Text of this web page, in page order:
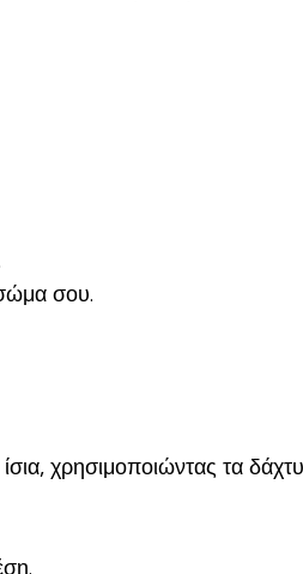
σου.
χρησιμοποιώντας τα